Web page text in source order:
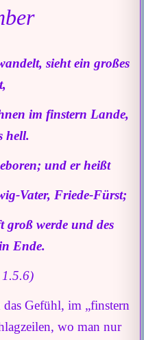
sieht ein großes
im finstern Lande,
hell.
und er heißt
Vater, Friede-Fürst;
groß werde und des
Ende.
das Gefühl, im „finstern
wo man nur